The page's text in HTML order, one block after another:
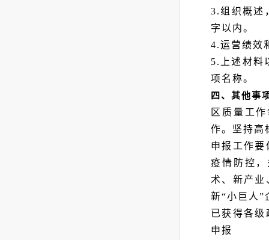
3.组织概述
字以内。
4.运营绩效
5.上述材料
项名称。
四、其他事
区质量工
作。坚持高
申报工作
疫情防控
术、新产业
新“小巨人”
已获得各
申报